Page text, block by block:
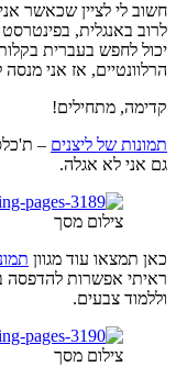
חשוב לי לציין שכאשר
לרוב באנגלית,
יכול לחפש בעברית בקלות
הרלוונטיים, אז אני
קדימה, מתחילים!
תמונות של ליצנים –
גם אני לא אגלה.
צילום מסך
כאן תמצאו עוד מגוון
ראיתי אפשרות להדפסה
וללמוד צבעים.
צילום מסך